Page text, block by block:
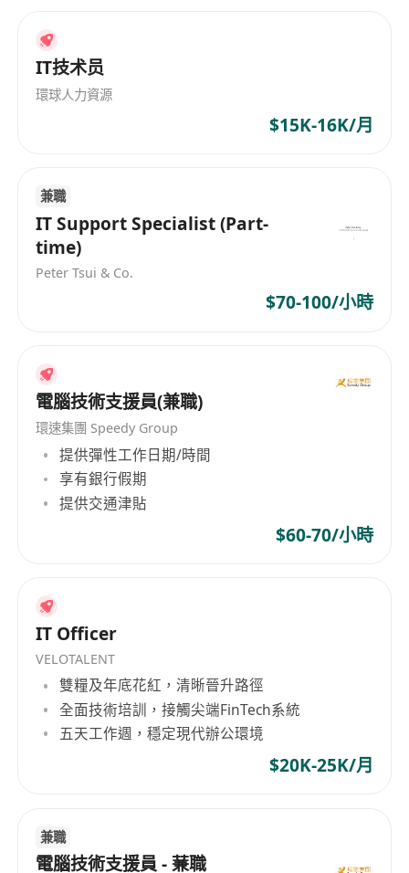
IT技术员
環球人力資源
$15K-16K/月
兼職
IT Support Specialist (Part-
time)
Peter Tsui & Co.
$70-100/小時
電腦技術支援員(兼職)
環速集團 Speedy Group
提供彈性工作日期/時間
享有銀行假期
提供交通津貼
$60-70/小時
IT Officer
VELOTALENT
雙糧及年底花紅，清晰晉升路徑
全面技術培訓，接觸尖端FinTech系統
五天工作週，穩定現代辦公環境
$20K-25K/月
兼職
電腦技術支援員 - 蒹職